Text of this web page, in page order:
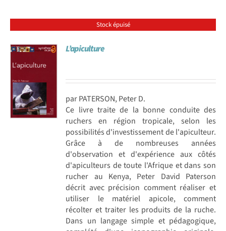
Stock épuisé
L’apiculture
par PATERSON, Peter D.
Ce livre traite de la bonne conduite des
ruchers en région tropicale, selon les
possibilités d'investissement de l'apiculteur.
Grâce à de nombreuses années
d'observation et d'expérience aux côtés
d'apiculteurs de toute l'Afrique et dans son
rucher au Kenya, Peter David Paterson
décrit avec précision comment réaliser et
utiliser le matériel apicole, comment
récolter et traiter les produits de la ruche.
Dans un langage simple et pédagogique,